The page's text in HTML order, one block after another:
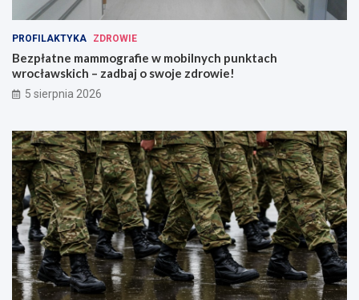
PROFILAKTYKA ZDROWIE
Bezpłatne mammografie w mobilnych punktach
wrocławskich – zadbaj o swoje zdrowie!
5 sierpnia 2026